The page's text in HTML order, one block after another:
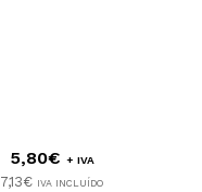
5,80€ + IVA
7,13€ IVA INCLUÍDO